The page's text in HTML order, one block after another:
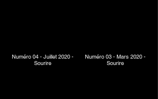
Numéro 04 - Juillet 2020 -
Sourire
Numéro 03 - Mars 2020 -
Sourire